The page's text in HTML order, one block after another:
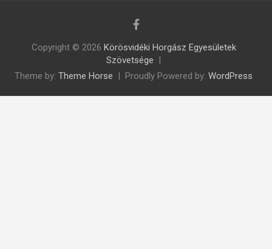
Copyright © 2026 Körösvidéki Horgász Egyesületek
Szövetsége
Theme by: Theme Horse Proudly Powered by: WordPress